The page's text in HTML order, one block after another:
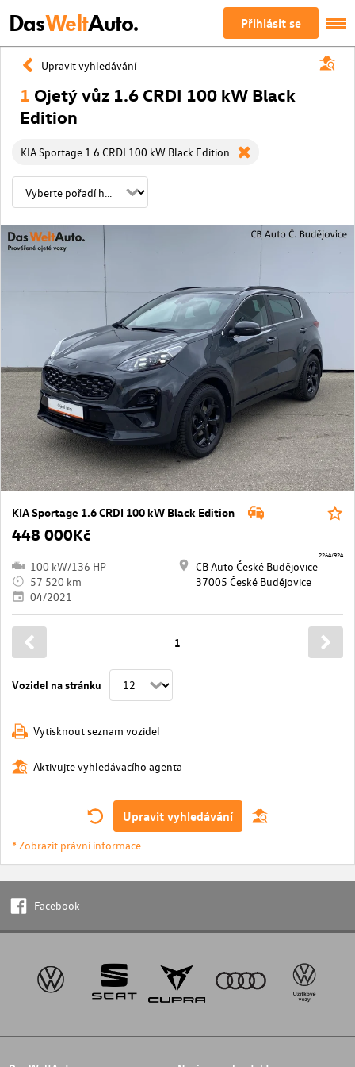
DasWeltAuto. Přihlásit se
Upravit vyhledávání
1 Ojetý vůz 1.6 CRDI 100 kW Black
Edition
KIA Sportage 1.6 CRDI 100 kW Black Edition
KIA Sportage 1.6 CRDI 100 kW Black Edition
448 000Kč
100 kW/136 HP
57 520 km
04/2021
CB Auto České Budějovice
37005 České Budějovice
2264/924
Vozidel na stránku
1
Vytisknout seznam vozidel
Aktivujte vyhledávacího agenta
Upravit vyhledávání
* Zobrazit právní informace
Facebook